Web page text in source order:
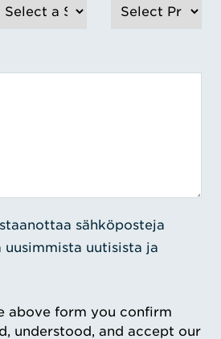
sähköposteja
uusimmista uutisista ja
above form you confirm
understood, and accept our